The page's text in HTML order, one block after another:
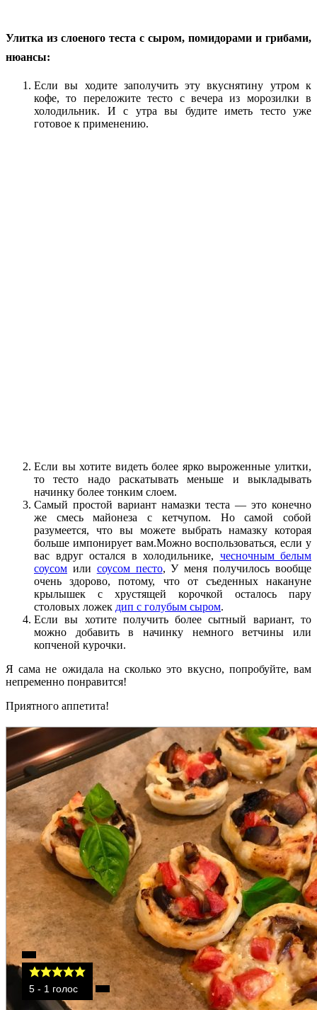
Улитка из слоеного теста с сыром, помидорами и грибами,
нюансы:
Если вы ходите заполучить эту вкуснятину утром к
кофе, то переложите тесто с вечера из морозилки в
холодильник. И с утра вы будите иметь тесто уже
готовое к применению.
Если вы хотите видеть более ярко выроженные улитки,
то тесто надо раскатывать меньше и выкладывать
начинку более тонким слоем.
Самый простой вариант намазки теста — это конечно
же смесь майонеза с кетчупом. Но самой собой
разумеется, что вы можете выбрать намазку которая
больше импонирует вам.Можно воспользоваться, если у
вас вдруг остался в холодильнике, чесночным белым
соусом или соусом песто, У меня получилось вообще
очень здорово, потому, что от съеденных накануне
крылышек с хрустящей корочкой осталось пару
столовых ложек дип с голубым сыром.
Если вы хотите получить более сытный вариант, то
можно добавить в начинку немного ветчины или
копченой курочки.
Я сама не ожидала на сколько это вкусно, попробуйте, вам
непременно понравится!
Приятного аппетита!
5- 1 голос